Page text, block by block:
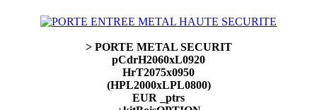
> PORTE METAL SECURIT
pCdrH2060xL0920
HrT2075x0950
(HPL2000xLPL0800)
EUR _ptrs